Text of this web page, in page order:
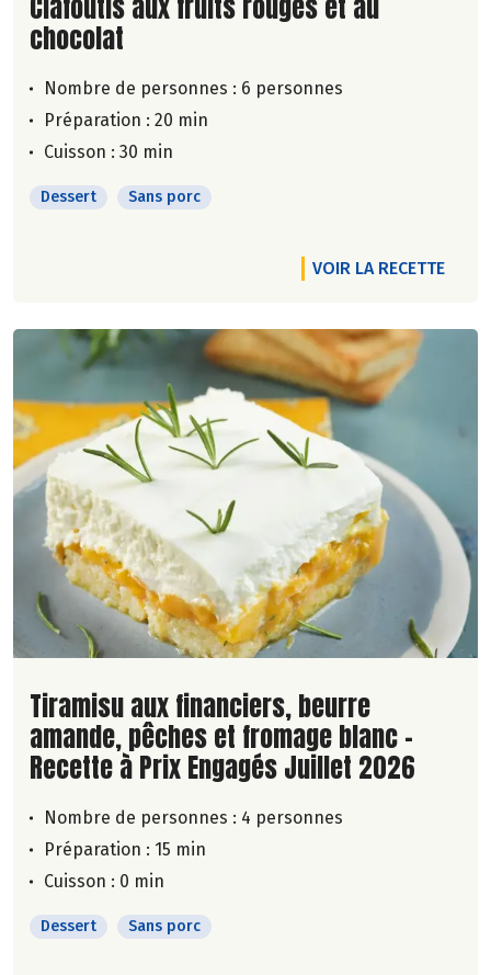
chocolat
Nombre de personnes : 6 personnes
Préparation : 20 min
Cuisson : 30 min
Dessert Sans porc
VOIR LA RECETTE
Lire la suite de la recette
Tiramisu aux financiers, beurre
amande, pêches et fromage blanc -
Recette à Prix Engagés Juillet 2026
Nombre de personnes : 4 personnes
Préparation : 15 min
Cuisson : 0 min
Dessert Sans porc